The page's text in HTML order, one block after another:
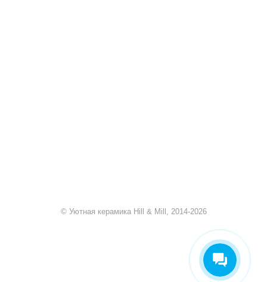
© Уютная керамика Hill & Mill, 2014-2026